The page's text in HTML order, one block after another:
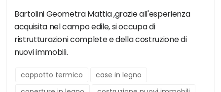
Bartolini Geometra Mattia ,grazie all'esperienza
acquisita nel campo edile, si occupa di
ristrutturazioni complete e della costruzione di
nuovi immobili.
cappotto termico
case in legno